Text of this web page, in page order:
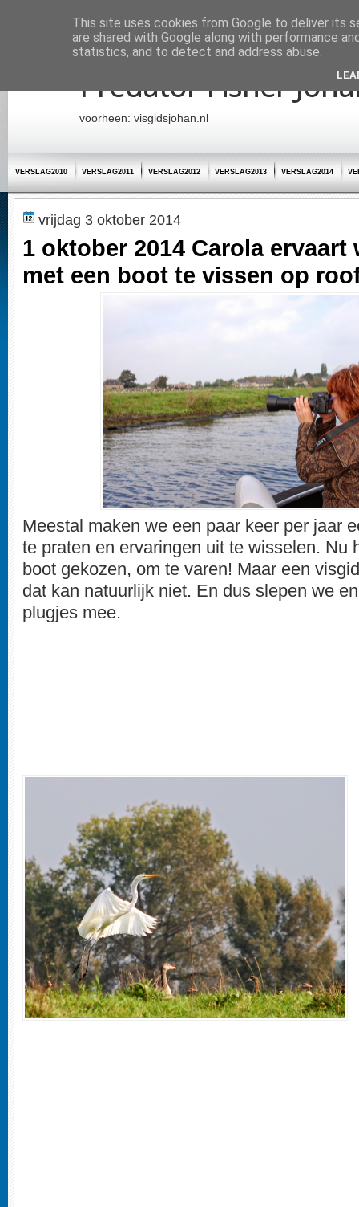
Startpagina
Predator Fisher
voorheen: visgidsjohan.nl
VERSLAG2010 VERSLAG2011 VERSLAG2012 VERSLAG2013 VERSLAG2014
vrijdag 3 oktober 2014
1 oktober 2014 Carola ervaart
met een boot te vissen op
Meestal maken we een paar keer per jaar
te praten en ervaringen uit te wisselen. Nu
boot gekozen, om te varen! Maar een
dat kan natuurlijk niet. En dus slepen we
plugjes mee.
This site uses cookies from Google to deliver its
are shared with Google along with performance
statistics, and to detect and address abuse.